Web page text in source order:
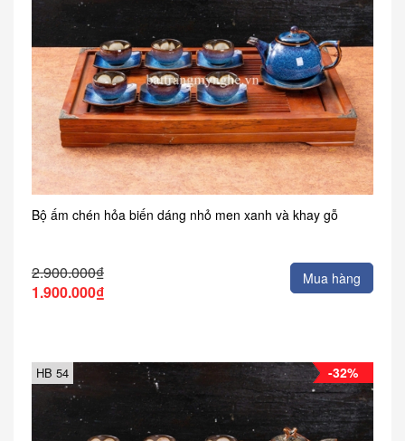
Bộ ấm chén hỏa biến dáng nhỏ men xanh và khay gỗ
2.900.000₫
1.900.000₫
Mua hàng
-32%
HB 54